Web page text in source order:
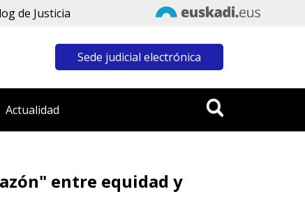
de Justicia
Sede judicial electrónica
Actualidad
entre equidad y